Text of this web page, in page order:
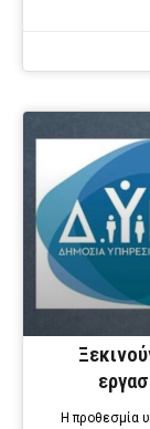
Η προθεσμία